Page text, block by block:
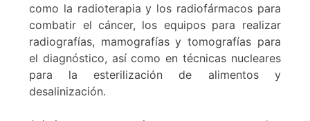
como la radioterapia y los radiofármacos para
combatir el cáncer, los equipos para realizar
radiografías, mamografías y tomografías para
el diagnóstico, así como en técnicas nucleares
para la esterilización de alimentos y
desalinización.